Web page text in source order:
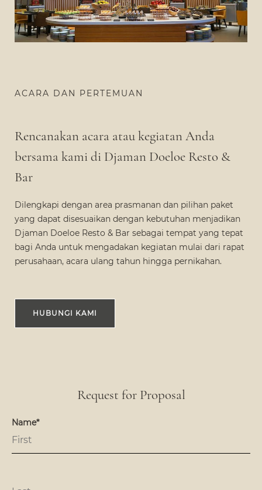
ACARA DAN PERTEMUAN
Rencanakan acara atau kegiatan Anda
bersama kami di Djaman Doeloe Resto &
Bar
Dilengkapi dengan area prasmanan dan pilihan paket
yang dapat disesuaikan dengan kebutuhan menjadikan
Djaman Doeloe Resto & Bar sebagai tempat yang tepat
bagi Anda untuk mengadakan kegiatan mulai dari rapat
perusahaan, acara ulang tahun hingga pernikahan.
HUBUNGI KAMI
Request for Proposal
Name*